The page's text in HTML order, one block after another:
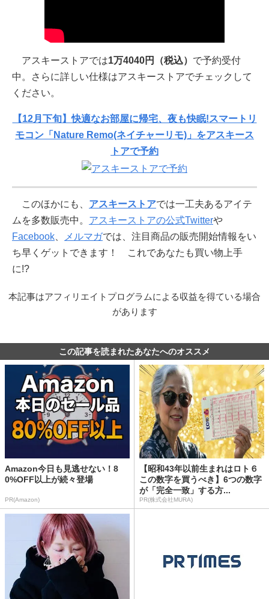
アスキーストアでは1万4040円（税込） で予約受付
中。さらに詳しい仕様はアスキーストアでチェックして
ください。
【12月下旬】快適なお部屋に帰宅、夜も快眠!スマートリ
モコン「Nature Remo(ネイチャーリモ)」をアスキース
トアで予約
このほかにも、 アスキーストアでは一工夫あるアイテ
ムを多数販売中。 アスキーストアの公式Twitterや
Facebook
メルマガでは、注目商品の販売開始情報をい
ち早くゲットできます！ これであなたも買い物上手
に!?
本記事はアフィリエイトプログラムによる収益を得ている場合
があります
この記事を読まれたあなたへのオススメ
Amazon今日も見逃せない！8
0%OFF以上が続々登場
PR(Amazon)
【昭和43年以前生まれはロト６
この数字を買うべき】6つの数字
が「完全一致」する方...
PR(株式会社MURA)